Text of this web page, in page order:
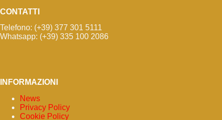
CONTATTI
Telefono: (+39) 377 301 5111
Whatsapp: (+39) 335 100 2086
INFORMAZIONI
News
Privacy Policy
Cookie Policy